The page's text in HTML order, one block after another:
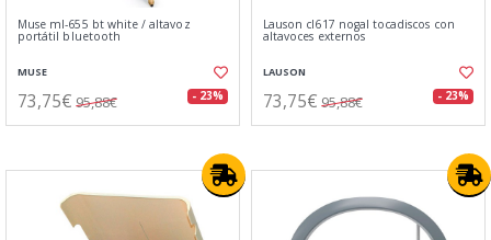
Muse ml-655 bt white / altavoz
portátil bluetooth
MUSE
73,75€ 95,88€ - 23%
Lauson cl617 nogal tocadiscos con
altavoces externos
LAUSON
73,75€ 95,88€ - 23%